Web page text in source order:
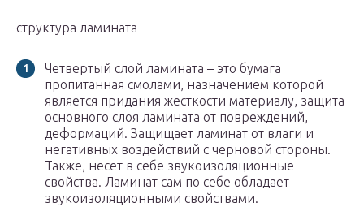
структура ламината
Четвертый слой ламината – это бумага
пропитанная смолами, назначением которой
является придания жесткости материалу, защита
основного слоя ламината от повреждений,
деформаций. Защищает ламинат от влаги и
негативных воздействий с черновой стороны.
Также, несет в себе звукоизоляционные
свойства. Ламинат сам по себе обладает
звукоизоляционными свойствами.